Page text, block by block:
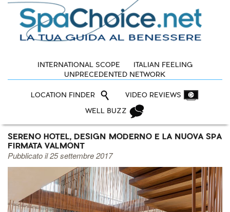
INTERNATIONAL SCOPE
ITALIAN FEELING
UNPRECEDENTED NETWORK
LOCATION FINDER VIDEO REVIEWS
WELL BUZZ
SERENO HOTEL, DESIGN MODERNO E LA NUOVA SPA
FIRMATA VALMONT
Pubblicato il 25 settembre 2017